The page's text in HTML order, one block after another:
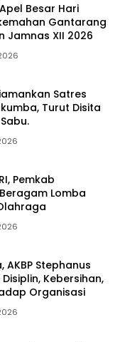
Besar Hari
Gantarang
Jamnas XII 2026
Satres
Turut Disita
Pemkab
Lomba
AKBP Stephanus
Kebersihan,
Organisasi